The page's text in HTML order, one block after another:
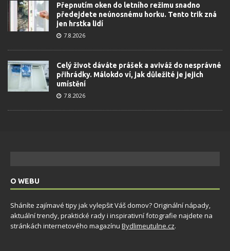
Přepnutím oken do letního režimu snadno
předejdete neúnosnému horku. Tento trik zná
jen hrstka lidí
7.8.2026
Celý život dáváte prášek a aviváž do nesprávné
přihrádky. Málokdo ví, jak důležité je jejich
umístění
7.8.2026
O WEBU
Sháníte zajímavé tipy jak vylepšit Váš domov? Originální nápady,
aktuální trendy, praktické rady i inspirativní fotografie najdete na
stránkách internetového magazínu Bydlimeutulne.cz.